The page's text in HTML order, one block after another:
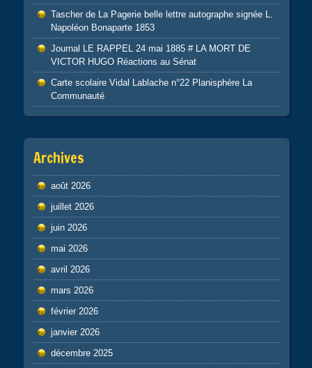
Tascher de La Pagerie belle lettre autographe signée L.
Napoléon Bonaparte 1853
Journal LE RAPPEL 24 mai 1885 # LA MORT DE
VICTOR HUGO Réactions au Sénat
Carte scolaire Vidal Lablache n°22 Planisphère La
Communauté
Archives
août 2026
juillet 2026
juin 2026
mai 2026
avril 2026
mars 2026
février 2026
janvier 2026
décembre 2025